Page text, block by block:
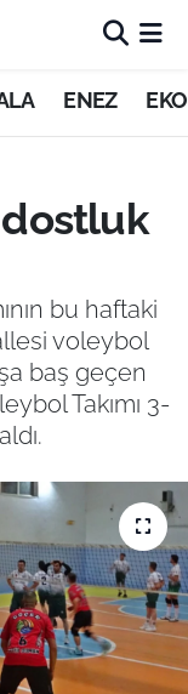
ENEZ
bu haftaki
voleybol
baş geçen
Takımı 3-